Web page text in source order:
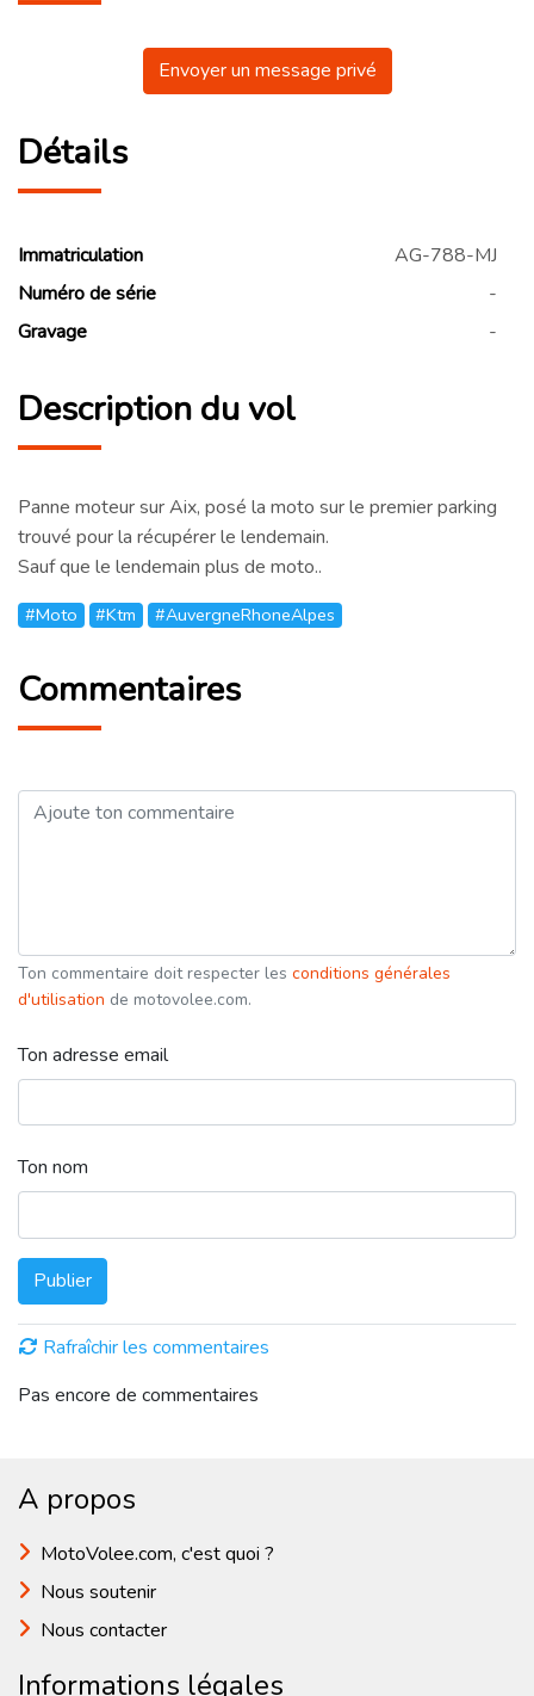
Envoyer un message privé
Détails
Immatriculation
AG-788-MJ
Numéro de série
-
Gravage
-
Description du vol
Panne moteur sur Aix, posé la moto sur le premier parking
trouvé pour la récupérer le lendemain.
Sauf que le lendemain plus de moto..
#Moto #Ktm #AuvergneRhoneAlpes
Commentaires
Ton commentaire doit respecter les conditions générales
d'utilisation de motovolee.com.
Ton adresse email
Ton nom
Publier
Rafraîchir les commentaires
Pas encore de commentaires
A propos
MotoVolee.com, c'est quoi ?
Nous soutenir
Nous contacter
Informations légales